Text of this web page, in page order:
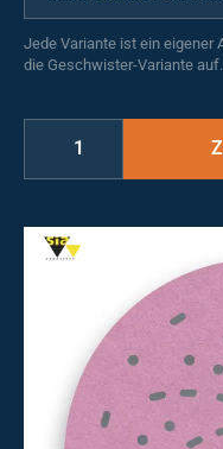
Jede Variante ist ein eigener
die Geschwister-Variante auf.